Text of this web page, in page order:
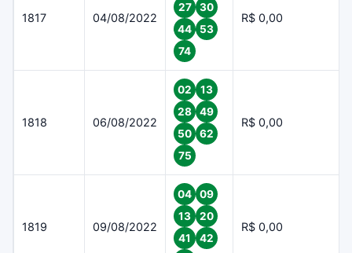
1817 04/08/2022
27
30
44
53
74
R$ 0,00
1818 06/08/2022
02
13
28
49
50
62
75
R$ 0,00
1819 09/08/2022
04
09
13
20
41
42
R$ 0,00